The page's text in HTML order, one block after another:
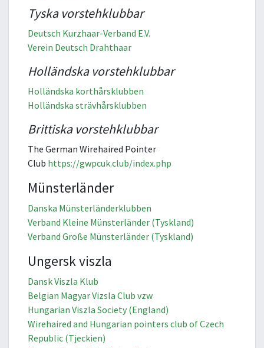
Tyska vorstehklubbar
Deutsch Kurzhaar-Verband E.V.
Verein Deutsch Drahthaar
Holländska vorstehklubbar
Holländska korthårsklubben
Holländska strävhårsklubben
Brittiska vorstehklubbar
The German Wirehaired Pointer
Club https://gwpcuk.club/index.php
Münsterländer
Danska Münsterländerklubben
Verband Kleine Münsterländer (Tyskland)
Verband Große Münsterländer (Tyskland)
Ungersk viszla
Dansk Viszla Klub
Belgian Magyar Vizsla Club vzw
Hungarian Viszla Society (England)
Wirehaired and Hungarian pointers club of Czech
Republic (Tjeckien)